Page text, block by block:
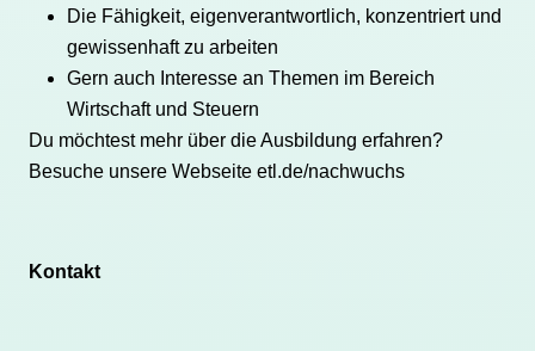
Die Fähigkeit, eigenverantwortlich, konzentriert und
gewissenhaft zu arbeiten
Gern auch Interesse an Themen im Bereich
Wirtschaft und Steuern
Du möchtest mehr über die Ausbildung erfahren?
Besuche unsere Webseite etl.de/nachwuchs
Kontakt